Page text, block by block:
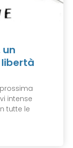
un
libertà
intense
tutte le